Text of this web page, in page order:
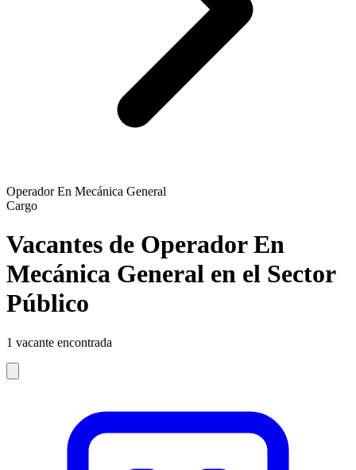
Operador En Mecánica General
Cargo
Vacantes de Operador En
Mecánica General en el Sector
Público
1 vacante encontrada